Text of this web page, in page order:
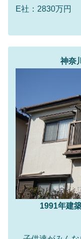
E社：2830万円
神奈
1991年建